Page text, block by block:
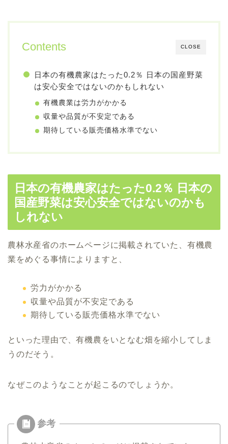
CLOSE
Contents
日本の有機農家はたった0.2％ 日本の国産野菜
は安心安全ではないのかもしれない
有機農業は労力がかかる
収量や品質が不安定である
期待している販売価格水準でない
日本の有機農家はたった0.2％ 日本の
国産野菜は安心安全ではないのかも
しれない
農林水産省のホームページに掲載されていた、有機農
業をめぐる事情によりますと、
労力がかかる
収量や品質が不安定である
期待している販売価格水準でない
といった理由で、有機農をいとなむ畑を縮小してしま
うのだそう。
なぜこのようなことが起こるのでしょうか。